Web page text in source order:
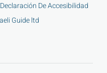
Declaración De Accesibilidad
Guide ltd